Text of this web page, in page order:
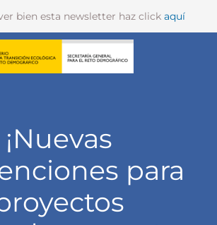
bien esta newsletter haz click aquí
¡Nuevas
para